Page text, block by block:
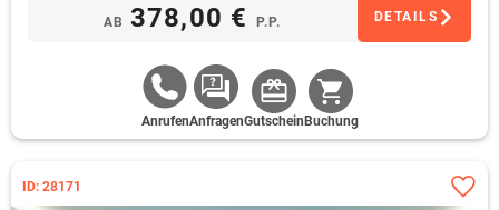
AB 378,00 € P.P. DETAILS
AnrufenAnfragenGutschein Buchung
ID: 28171